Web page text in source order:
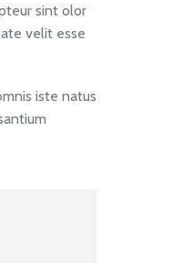
sint olor
velit esse
iste natus